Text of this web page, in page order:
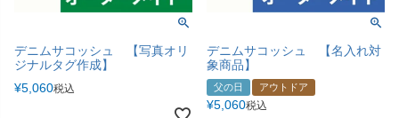
デニムサコッシュ 【写真オリ
ジナルタグ作成】
¥5,060税込
デニムサコッシュ 【名入れ対
象商品】
父の日 アウトドア
¥5,060税込